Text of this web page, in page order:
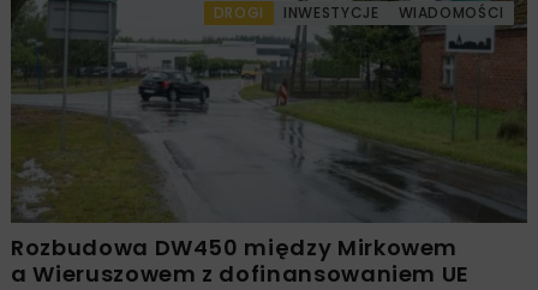
DROGI INWESTYCJE WIADOMOŚCI
Rozbudowa DW450 między Mirkowem
a Wieruszowem z dofinansowaniem UE